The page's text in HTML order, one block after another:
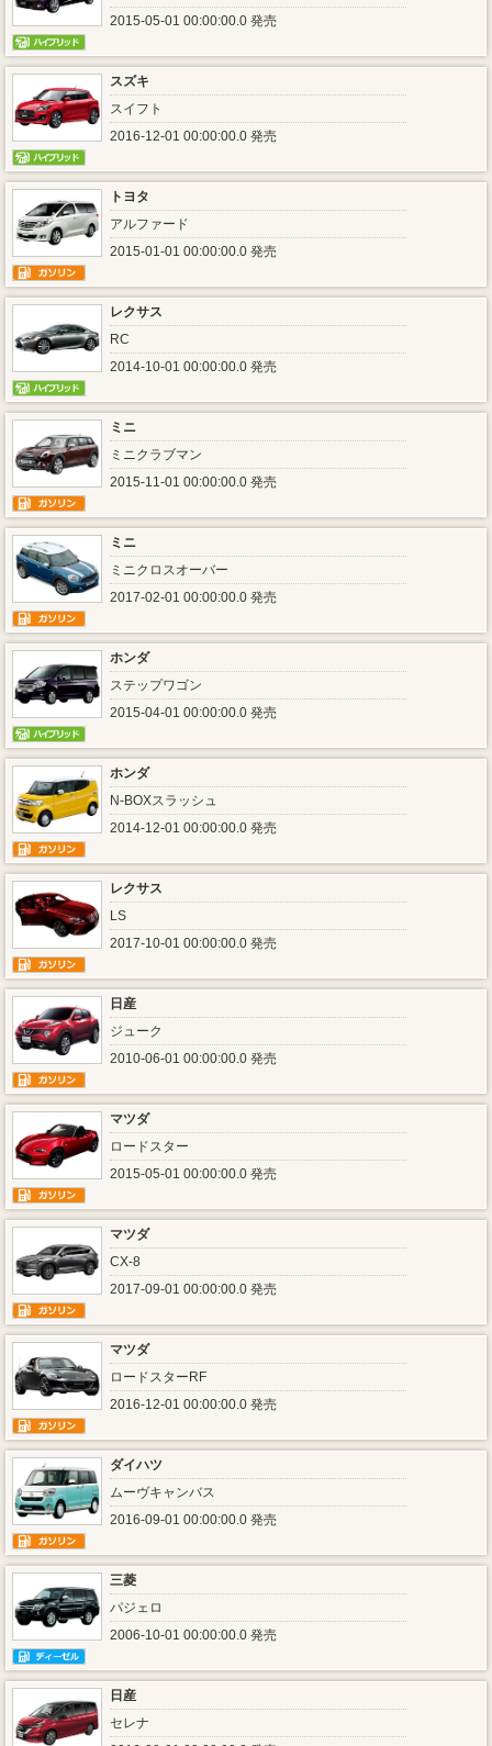
2015-05-01 00:00:00.0 発売
スズキ
スイフト
2016-12-01 00:00:00.0 発売
トヨタ
アルファード
2015-01-01 00:00:00.0 発売
レクサス
RC
2014-10-01 00:00:00.0 発売
ミニ
ミニクラブマン
2015-11-01 00:00:00.0 発売
ミニ
ミニクロスオーバー
2017-02-01 00:00:00.0 発売
ホンダ
ステップワゴン
2015-04-01 00:00:00.0 発売
ホンダ
N-BOXスラッシュ
2014-12-01 00:00:00.0 発売
レクサス
LS
2017-10-01 00:00:00.0 発売
日産
ジューク
2010-06-01 00:00:00.0 発売
マツダ
ロードスター
2015-05-01 00:00:00.0 発売
マツダ
CX-8
2017-09-01 00:00:00.0 発売
マツダ
ロードスターRF
2016-12-01 00:00:00.0 発売
ダイハツ
ムーヴキャンバス
2016-09-01 00:00:00.0 発売
三菱
パジェロ
2006-10-01 00:00:00.0 発売
日産
セレナ